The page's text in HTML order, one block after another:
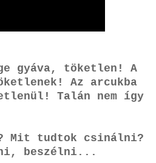
gyáva, töketlen! A
Az arcukba
Talán nem így
Mit tudtok csinálni?
beszélni...